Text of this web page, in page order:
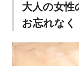
大人の女性
お忘れなく